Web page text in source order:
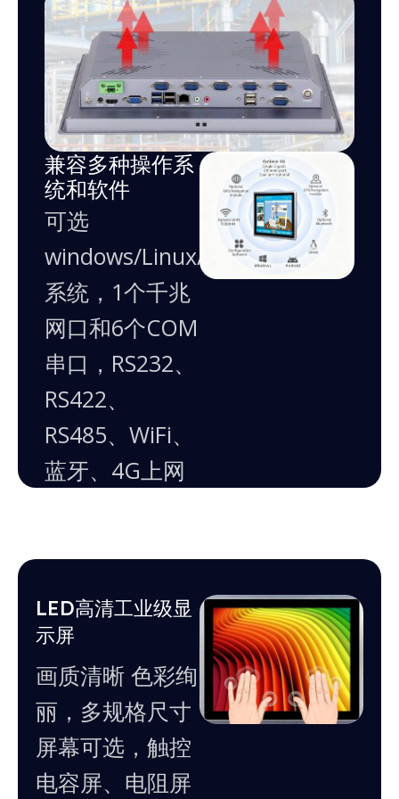
兼容多种操作系
统和软件
可选
windows/Linux/Android
系统，1个千兆
网口和6个COM
串口，RS232、
RS422、
RS485、WiFi、
蓝牙、4G上网
LED高清工业级显
示屏
画质清晰 色彩绚
丽，多规格尺寸
屏幕可选，触控
电容屏、电阻屏